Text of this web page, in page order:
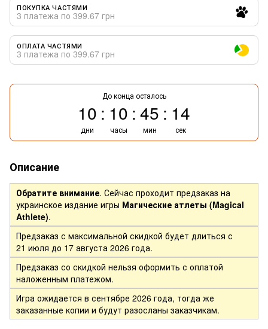
ПОКУПКА ЧАСТЯМИ
3 платежа по 399.67 грн
ОПЛАТА ЧАСТЯМИ
3 платежа по 399.67 грн
До конца осталось
10
дни
10
часы
45
мин
14
сек
Описание
Обратите внимание. Сейчас проходит предзаказ на
украинское издание игры Магические атлеты (Magical
Athlete).
Предзаказ с максимальной скидкой будет длиться с
21 июля до 17 августа 2026 года.
Предзаказ со скидкой нельзя оформить с оплатой
наложенным платежом.
Игра ожидается в сентябре 2026 года, тогда же
заказанные копии и будут разосланы заказчикам.